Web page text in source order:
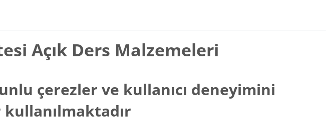
Açık Ders Malzemeleri
çerezler ve kullanıcı deneyimini